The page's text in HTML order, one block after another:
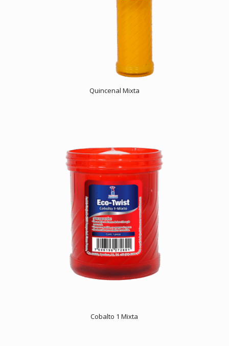
Quincenal Mixta
Cobalto 1 Mixta